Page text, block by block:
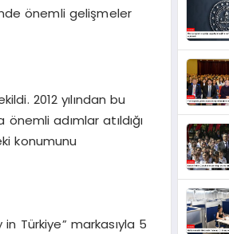
önemli gelişmeler
2012 yılından bu
adımlar atıldığı
konumunu
Türkiye” markasıyla 5